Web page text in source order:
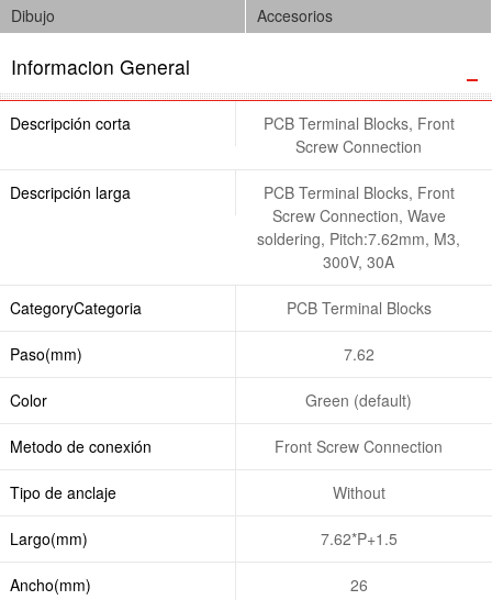
Dibujo
Accesorios
Informacion General
Descripción corta
PCB Terminal Blocks, Front
Screw Connection
Descripción larga
PCB Terminal Blocks, Front
Screw Connection, Wave
soldering, Pitch:7.62mm, M3,
300V, 30A
CategoryCategoria PCB Terminal Blocks
Paso(mm) 7.62
Color Green (default)
Metodo de conexión Front Screw Connection
Tipo de anclaje Without
Largo(mm) 7.62*P+1.5
Ancho(mm) 26